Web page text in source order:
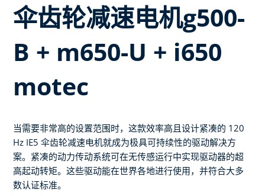
伞齿轮减速电机g500-
B + m650-U + i650
motec
当需要非常高的设置范围时，这款效率高且设计紧凑的 120
Hz IE5 伞齿轮减速电机就成为极具可持续性的驱动解决方
案。紧凑的动力传动系统可在无传感运行中实现驱动器的超
高起动转矩。这些驱动能在世界各地进行使用，并符合大多
数认证标准。